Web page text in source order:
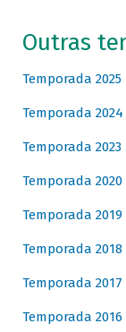
Outras
Temporada 2025
Temporada 2024
Temporada 2023
Temporada 2020
Temporada 2019
Temporada 2018
Temporada 2017
Temporada 2016